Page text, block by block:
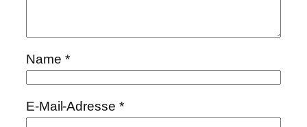
Name *
E-Mail-Adresse *